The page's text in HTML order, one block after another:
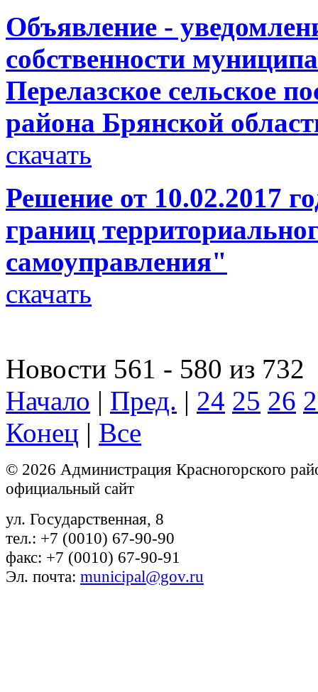
Объявление -
собственности
Перелазское сельское
района Брянской
скачать
Решение от 10.02.2017
границ
самоуправления"
скачать
Новости 561 - 580 из 732
Начало | Пред. | 24 25 26
Конец | Все
© 2026 Администрация Красногорского
официальный сайт
ул. Государственная, 8
тел.: +7 (0010) 67-90-90
факс: +7 (0010) 67-90-91
Эл. почта: municipal@gov.ru